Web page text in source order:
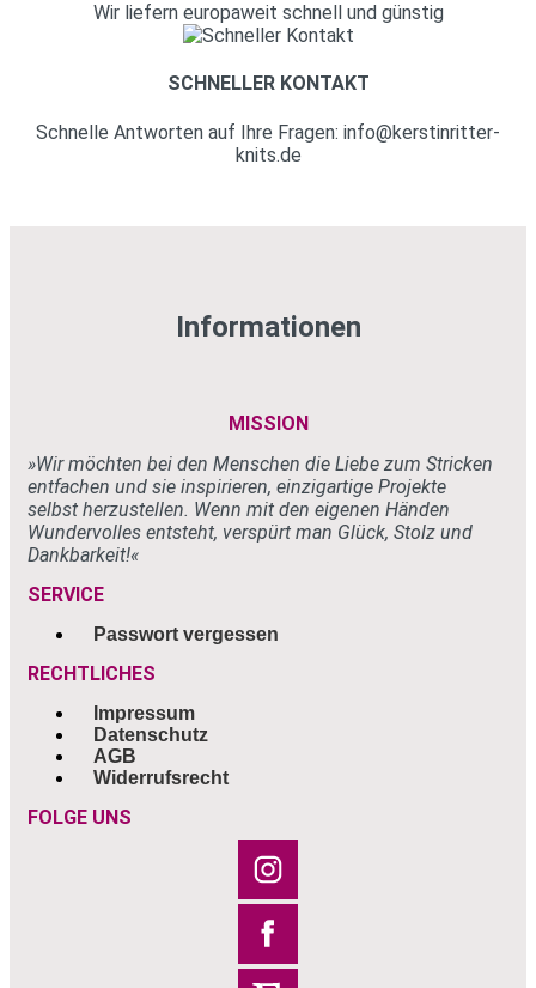
Wir liefern europaweit schnell und günstig
SCHNELLER KONTAKT
Schnelle Antworten auf Ihre Fragen: info@kerstinritter-
knits.de
Informationen
MISSION
»Wir möchten bei den Menschen die Liebe zum Stricken
entfachen und sie inspirieren, einzigartige Projekte
selbst herzustellen. Wenn mit den eigenen Händen
Wundervolles entsteht, verspürt man Glück, Stolz und
Dankbarkeit!«
SERVICE
Passwort vergessen
RECHTLICHES
Impressum
Datenschutz
AGB
Widerrufsrecht
FOLGE UNS